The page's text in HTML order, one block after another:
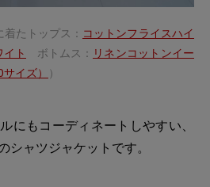
たトップス： コットンフライスハイ
ト
ボトムス： リネンコットンイー
イズ） ）
にもコーディネートしやすい、
ャツジャケットです。